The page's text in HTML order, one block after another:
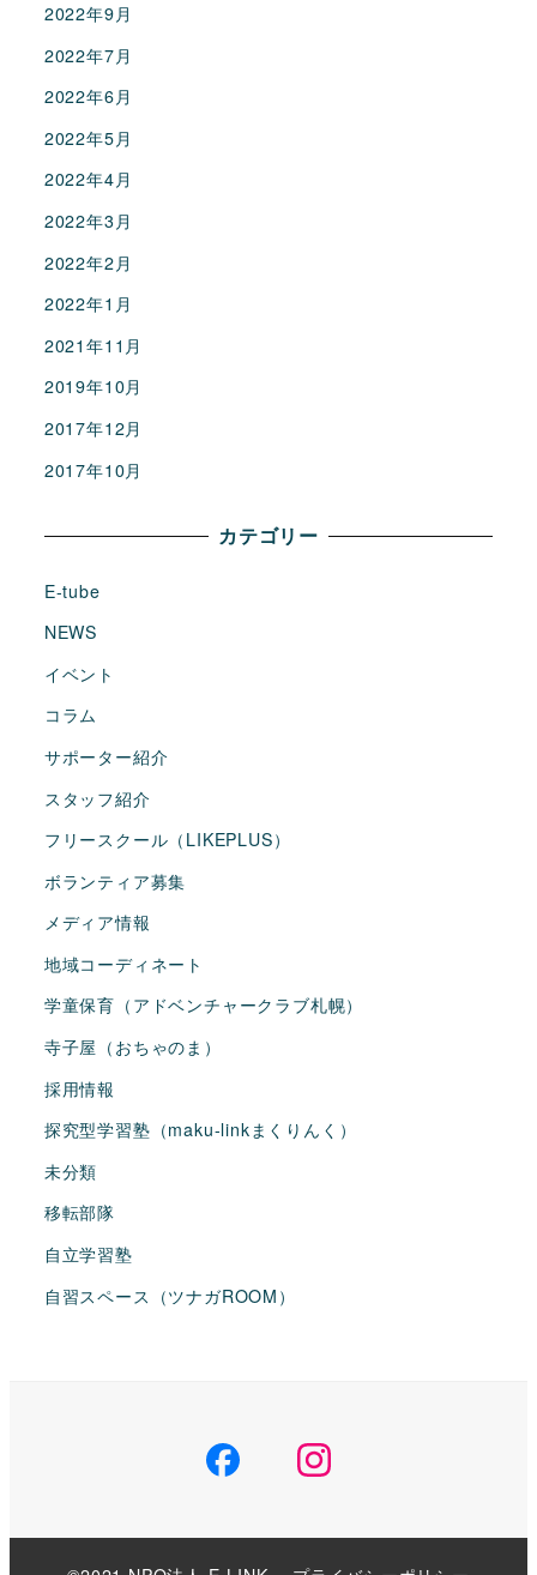
2022年9月
2022年7月
2022年6月
2022年5月
2022年4月
2022年3月
2022年2月
2022年1月
2021年11月
2019年10月
2017年12月
2017年10月
カテゴリー
E-tube
NEWS
イベント
コラム
サポーター紹介
スタッフ紹介
フリースクール（LIKEPLUS）
ボランティア募集
メディア情報
地域コーディネート
学童保育（アドベンチャークラブ札幌）
寺子屋（おちゃのま）
採用情報
探究型学習塾（maku-linkまくりんく）
未分類
移転部隊
自立学習塾
自習スペース（ツナガROOM）
Facebookinsutagram